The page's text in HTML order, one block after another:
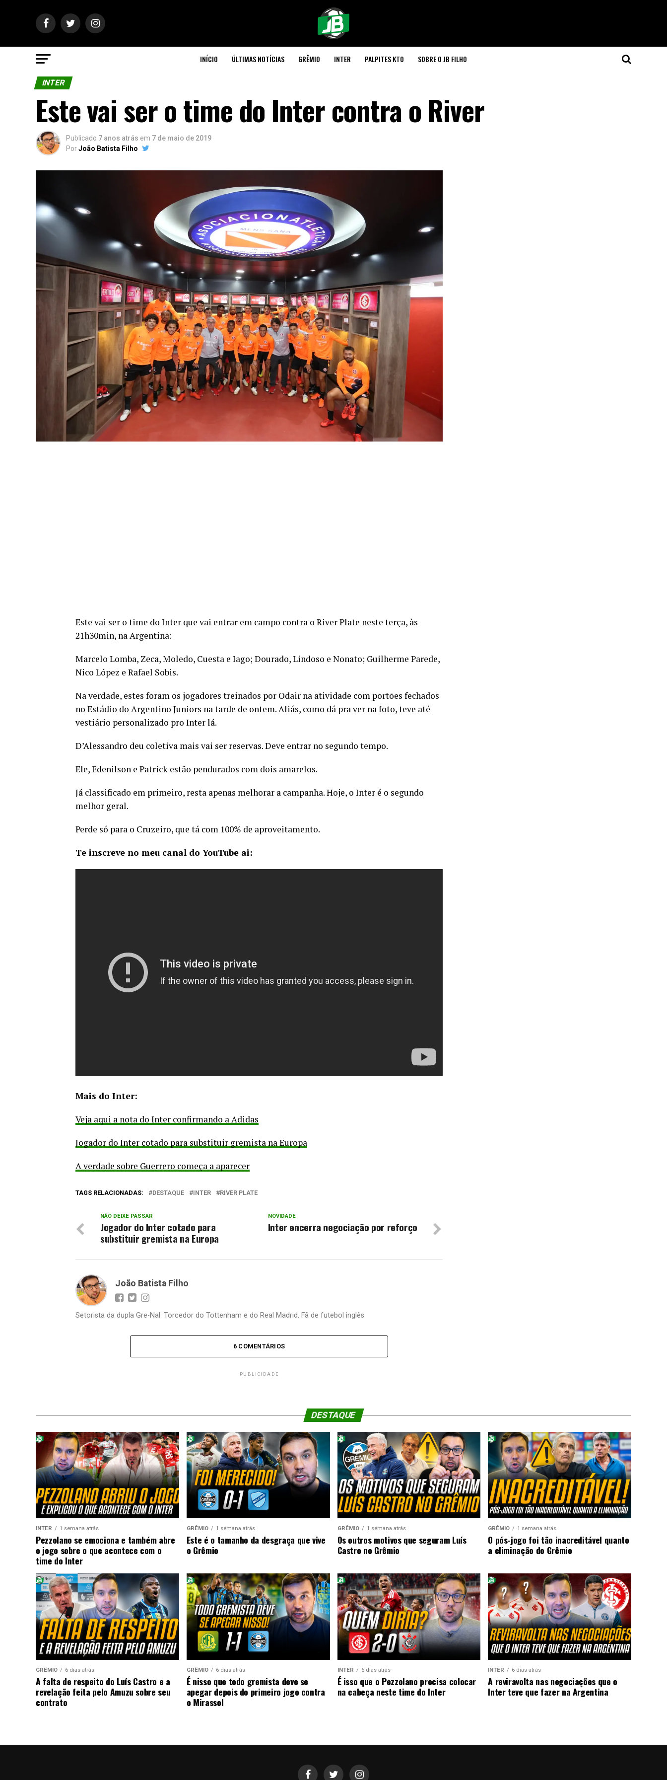
INÍCIO ÚLTIMAS NOTÍCIAS GRÊMIO INTER PALPITES KTO SOBRE O JB FILHO
INTER
Este vai ser o time do Inter contra o River
Publicado 7 anos atrás em 7 de maio de 2019
PorJoão Batista Filho
Este vai ser o time do Inter que vai entrar em campo contra o River Plate neste terça, às
21h30min, na Argentina:
Marcelo Lomba, Zeca, Moledo, Cuesta e Iago; Dourado, Lindoso e Nonato; Guilherme Parede,
Nico López e Rafael Sobis.
Na verdade, estes foram os jogadores treinados por Odair na atividade com portões fechados
no Estádio do Argentino Juniors na tarde de ontem. Aliás, como dá pra ver na foto, teve até
vestiário personalizado pro Inter lá.
D’Alessandro deu coletiva mais vai ser reservas. Deve entrar no segundo tempo.
Ele, Edenilson e Patrick estão pendurados com dois amarelos.
Já classificado em primeiro, resta apenas melhorar a campanha. Hoje, o Inter é o segundo
melhor geral.
Perde só para o Cruzeiro, que tá com 100% de aproveitamento.
Te inscreve no meu canal do YouTube ai:
Mais do Inter:
Veja aqui a nota do Inter confirmando a Adidas
Jogador do Inter cotado para substituir gremista na Europa
A verdade sobre Guerrero começa a aparecer
TAGS RELACIONADAS: DESTAQUE INTER RIVER PLATE
NOVIDADE
Inter encerra negociação por reforço
NÃO DEIXE PASSAR
Jogador do Inter cotado para
substituir gremista na Europa
João Batista Filho
Setorista da dupla Gre-Nal. Torcedor do Tottenham e do Real Madrid. Fã de futebol inglês.
6 COMENTÁRIOS
PUBLICIDADE
DESTAQUE
INTER 1 semana atrás
Pezzolano se emociona e também abre
o jogo sobre o que acontece com o
time do Inter
GRÊMIO 1 semana atrás
Este é o tamanho da desgraça que vive
o Grêmio
GRÊMIO 1 semana atrás
Os outros motivos que seguram Luís
Castro no Grêmio
GRÊMIO 1 semana atrás
O pós-jogo foi tão inacreditável quanto
a eliminação do Grêmio
GRÊMIO 6 dias atrás
A falta de respeito do Luís Castro e a
revelação feita pelo Amuzu sobre seu
contrato
GRÊMIO 6 dias atrás
É nisso que todo gremista deve se
apegar depois do primeiro jogo contra
o Mirassol
INTER 6 dias atrás
É isso que o Pezzolano precisa colocar
na cabeça neste time do Inter
INTER 6 dias atrás
A reviravolta nas negociações que o
Inter teve que fazer na Argentina